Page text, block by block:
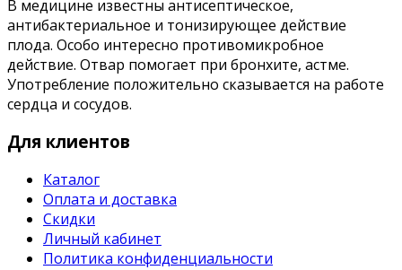
В медицине известны антисептическое,
антибактериальное и тонизирующее действие
плода. Особо интересно противомикробное
действие. Отвар помогает при бронхите, астме.
Употребление положительно сказывается на работе
сердца и сосудов.
Для клиентов
Каталог
Оплата и доставка
Скидки
Личный кабинет
Политика конфиденциальности